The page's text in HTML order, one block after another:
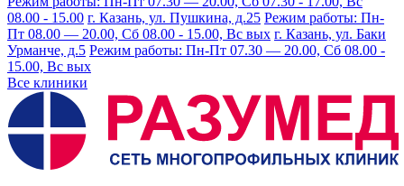
08.00 - 15.00 г. Казань, ул. Пушкина, д.25 Режим работы: Пн-
Пт 08.00 — 20.00, Сб 08.00 - 15.00, Вс вых г. Казань, ул. Баки
Урманче, д.5 Режим работы: Пн-Пт 07.30 — 20.00, Сб 08.00 -
15.00, Вс вых
Все клиники